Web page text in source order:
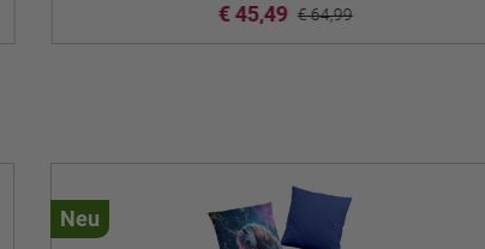
€ 45,49 € 64,99
Neu